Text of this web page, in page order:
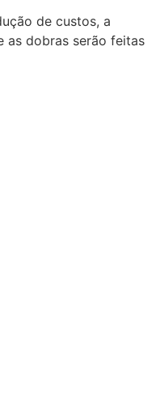
de custos, a
as dobras serão feitas